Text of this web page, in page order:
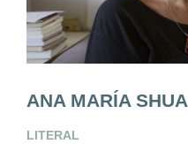
ANA MARÍA
LITERAL